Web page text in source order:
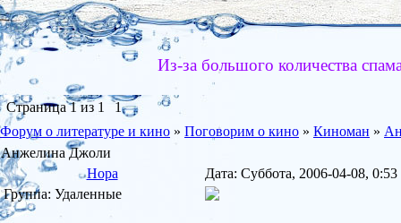
Из-за большого количества
Страница1из 1
1
Форум о литературе и кино » Поговорим о кино » Киноман »
Анжелина Джоли
Нора
Дата: Суббота, 2006-04-08,
Группа: Удаленные